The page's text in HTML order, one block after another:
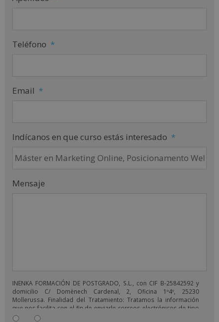
Teléfono *
Email *
Indícanos en que curso estás interesado *
Mensaje
INENKA FORMACIÓN DE POSTGRADO, S.L., con CIF B-25842592 y
domicilio C/ Domènech Cardenal, 2, Oficina 1º4º, 25230
Mollerussa. Finalidad del Tratamiento: Tratamos la información
que nos facilita con el fin de enviarle correos electrónicos de tipo
comercial relacionado con los productos ofrecidos y otros tipo